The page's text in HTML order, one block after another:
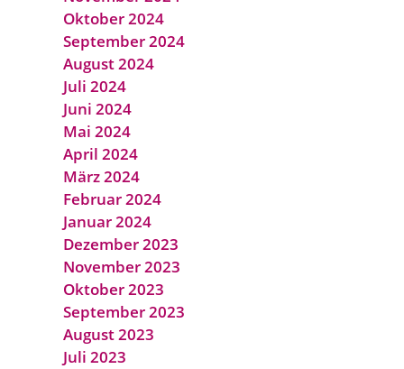
Oktober 2024
September 2024
August 2024
Juli 2024
Juni 2024
Mai 2024
April 2024
März 2024
Februar 2024
Januar 2024
Dezember 2023
November 2023
Oktober 2023
September 2023
August 2023
Juli 2023